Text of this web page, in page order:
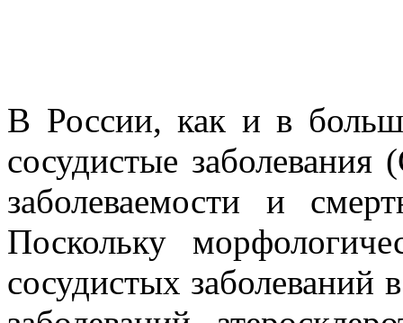
В России, как и в
сосудистые
заболеваемости и
Поскольку
сосудистых заболеваний